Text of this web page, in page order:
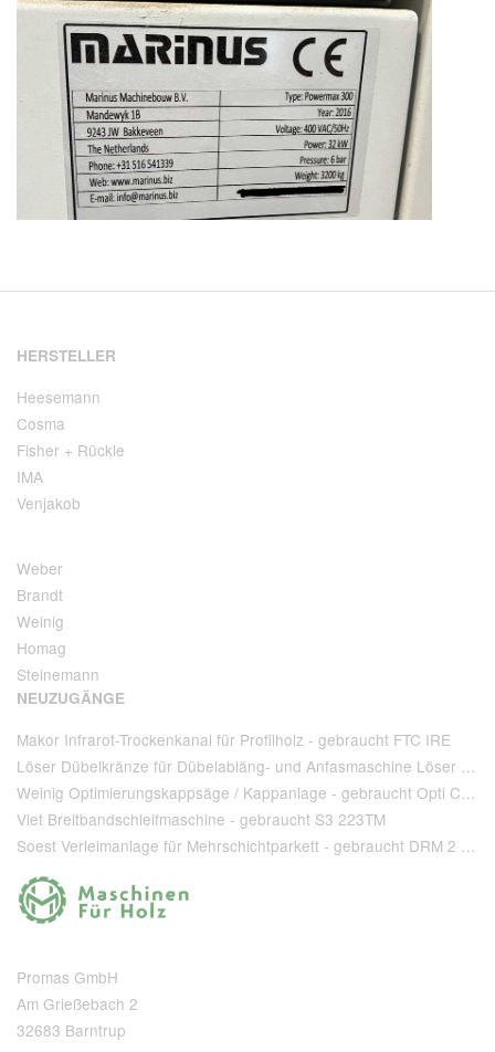
HERSTELLER
Heesemann
Cosma
Fisher + Rückle
IMA
Venjakob
Weber
Brandt
Weinig
Homag
Steinemann
NEUZUGÄNGE
Makor Infrarot-Trockenkanal für Profilholz - gebraucht FTC IRE
Löser Dübelkränze für Dübelabläng- und Anfasmaschine Löser Type AA 220 - gebraucht
Weinig Optimierungskappsäge / Kappanlage - gebraucht Opti Cut 90
Viet Breitbandschleifmaschine - gebraucht S3 223TM
Soest Verleimanlage für Mehrschichtparkett - gebraucht DRM 2 1 400 + T 80
Promas GmbH
Am Grießebach 2
32683 Barntrup